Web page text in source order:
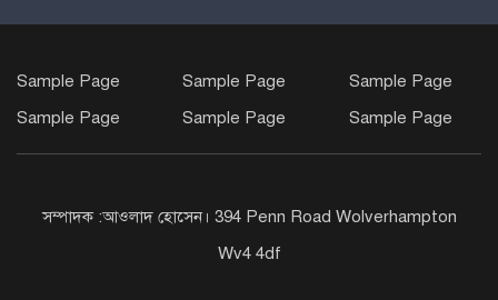
Sample Page Sample Page
Sample Page
Sample Page
Sample Page Sample Page
সম্পাদক :আওলাদ হোসেন। 394 Penn Road Wolverhampton
Wv4 4df